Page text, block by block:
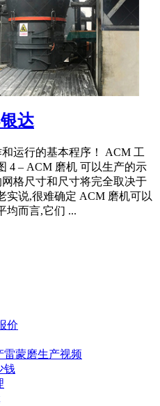
达
运行的基本程序！ ACM 工
4 – ACM 磨机 可以生产的示
格尺寸和尺寸将完全取决于
实说,很难确定 ACM 磨机可以
均而言,它们 ...
价
雷蒙磨生产视频
钱